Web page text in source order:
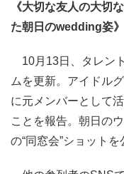
《大切な友人の大切
た朝日のwedding姿》
10月13日、タレン
ムを更新。アイドル
に元メンバーとして
ことを報告。朝日の
の“同窓会”ショットを